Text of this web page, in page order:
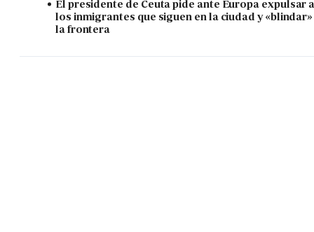
El presidente de Ceuta pide ante Europa expulsar
los inmigrantes que siguen en la ciudad y «blindar»
la frontera